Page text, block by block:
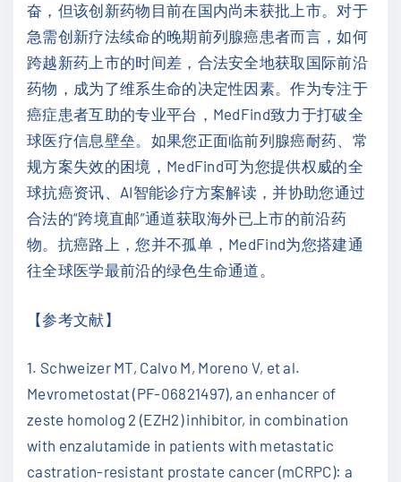
奋，但该创新药物目前在国内尚未获批上市。对于
急需创新疗法续命的晚期前列腺癌患者而言，如何
跨越新药上市的时间差，合法安全地获取国际前沿
药物，成为了维系生命的决定性因素。作为专注于
癌症患者互助的专业平台，MedFind致力于打破全
球医疗信息壁垒。如果您正面临前列腺癌耐药、常
规方案失效的困境，MedFind可为您提供权威的全
球抗癌资讯、AI智能诊疗方案解读，并协助您通过
合法的“跨境直邮”通道获取海外已上市的前沿药
物。抗癌路上，您并不孤单，MedFind为您搭建通
往全球医学最前沿的绿色生命通道。
【参考文献】
1. Schweizer MT, Calvo M, Moreno V, et al.
Mevrometostat (PF-06821497), an enhancer of
zeste homolog 2 (EZH2) inhibitor, in combination
with enzalutamide in patients with metastatic
castration-resistant prostate cancer (mCRPC): a